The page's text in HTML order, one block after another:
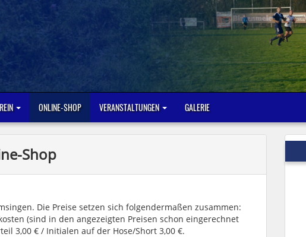
ONLINE-SHOP VERANSTALTUNGEN GALERIE
Shop
Die Preise setzen sich folgendermaßen zusammen:
(sind in den angezeigten Preisen schon eingerechnet
3,00 € / Initialen auf der Hose/Short 3,00 €.